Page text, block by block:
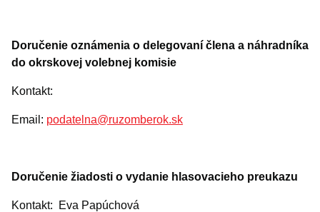
Doručenie oznámenia o delegovaní člena a náhradníka
do okrskovej volebnej komisie
Kontakt:
Email: podatelna@ruzomberok.sk
Doručenie žiadosti o vydanie hlasovacieho preukazu
Kontakt: Eva Papúchová